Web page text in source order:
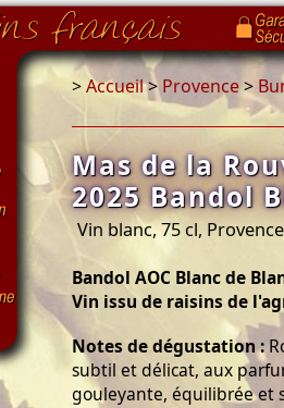
>Accueil>Provence>
Mas de la
2025 Bandol
Vin blanc, 75 cl,
Bandol AOC Blanc de
Vin issu de raisins de
Notes de dégustation :
subtil et délicat, aux
gouleyante, équilibrée et